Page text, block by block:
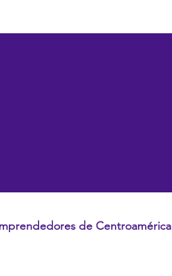
de Centroamérica